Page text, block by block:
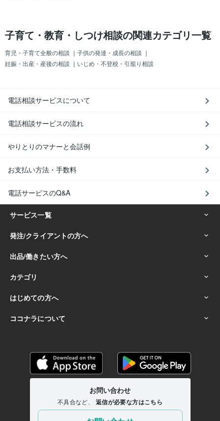
子育て・教育・しつけ相談の関連カテゴリ一覧
育児・子育て全般の相談 ｜ 子供の発達・成長の相談 ｜
妊娠・出産・産後の相談 ｜ いじめ・不登校・引籠り相談
電話相談サービスについて
電話相談サービスの流れ
やりとりのマナーと会話例
お支払い方法・手数料
電話サービスのQ&A